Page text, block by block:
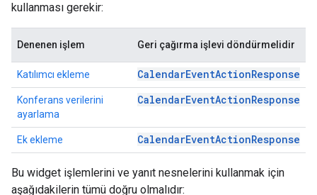
kullanması gerekir:
Denenen işlem Geri çağırma işlevi döndürmelidir
Katılımcı ekleme CalendarEventActionResponse
Konferans verilerini
ayarlama
CalendarEventActionResponse
Ek ekleme CalendarEventActionResponse
Bu widget işlemlerini ve yanıt nesnelerini kullanmak için
aşağıdakilerin tümü doğru olmalıdır: